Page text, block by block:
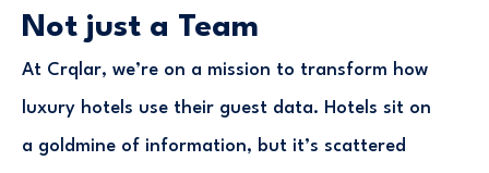
Not just a Team
At Crqlar, we’re on a mission to transform how
luxury hotels use their guest data. Hotels sit on
a goldmine of information, but it’s scattered